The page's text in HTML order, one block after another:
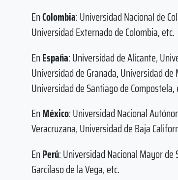
EnColombia: Universidad Nacional de
Universidad Externado de Colombia, etc.
EnEspaña: Universidad de Alicante,
Universidad de Granada, Universidad
Universidad de Santiago de Compostela,
EnMéxico: Universidad Nacional
Veracruzana, Universidad de Baja
EnPerú: Universidad Nacional Mayor
Garcilaso de la Vega, etc.